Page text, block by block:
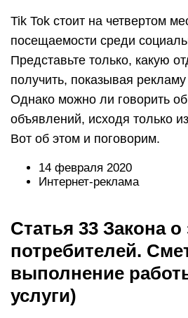
Tik Tok стоит на четвертом
посещаемости среди
Представьте только, какую
получить, показывая
Однако можно ли говорить
объявлений, исходя только
Вот об этом и поговорим.
14 февраля 2020
Интернет-реклама
Статья 33 Закона
потребителей.
выполнение
услуги)